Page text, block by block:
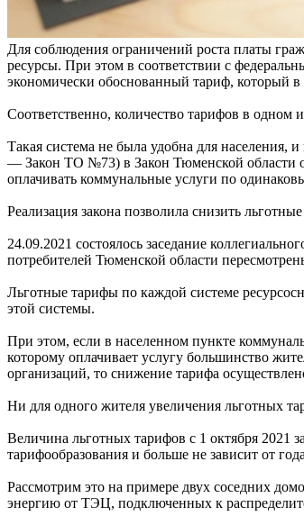
Для соблюдения ограничений роста платы
ресурсы. При этом в соответствии с
экономически обоснованный тариф, который
Соответственно, количество тарифов в одном
Такая система не была удобна для
— Закон ТО №73) в Закон Тюменской области
оплачивать коммунальные услуги по
Реализация закона позволила снизить
24.09.2021 состоялось заседание
потребителей Тюменской области
Льготные тарифы по каждой системе
этой системы.
При этом, если в населенном пункте
которому оплачивает услугу большинство
организаций, то снижение тарифа
Ни для одного жителя увеличения льготных
Величина льготных тарифов с 1 октября 2021
тарифообразования и больше не зависит от
Рассмотрим это на примере двух соседних
энергию от ТЭЦ, подключенных к